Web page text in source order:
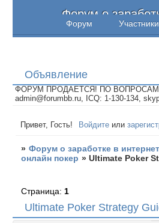
Форум о
Форум Участники
Объявление
ФОРУМ ПРОДАЕТСЯ! ПО
admin@forumbb.ru, ICQ: 1-130-134,
Привет, Гость! Войдите или
» Форум о заработке в
онлайн покер »Ultimate Poker
Ultimate Poker Strategy
Страница: 1